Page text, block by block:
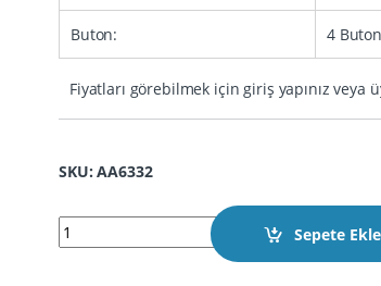
Buton: 4 Buton
Fiyatları görebilmek için giriş yapınız veya
SKU: AA6332
6332 | BMW KD FGB57 CAS4/CAS4+ FEM/
Sepete Ekle